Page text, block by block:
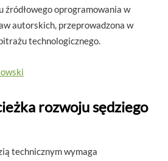
źródłowego oprogramowania w
autorskich, przeprowadzona w
technologicznego.
rozwoju sędziego
technicznym wymaga